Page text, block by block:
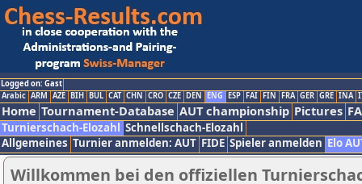
Logged on: Gast
Arabic ARM AZE BIH BUL CAT CHN CRO CZE DEN ENG ESP FAI FIN FRA GER GRE INA
Home Tournament-Database AUT championship Pictures
Turnierschach-Elozahl Schnellschach-Elozahl
Allgemeines Turnier anmelden: AUT FIDE Spieler anmelden Elo
Willkommen bei den offiziellen